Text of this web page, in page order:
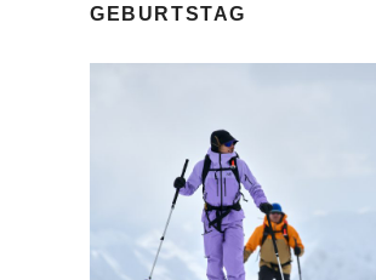
GEBURTSTAG